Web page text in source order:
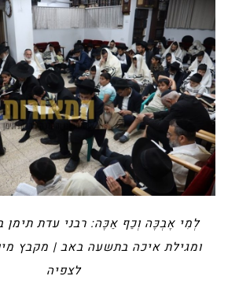
לְמִי אֶבְכֶּה וְכַף אַכֶּה: רבני עדת תימן
ומגילת איכה בתשעה באב | מקבץ
לצפיה